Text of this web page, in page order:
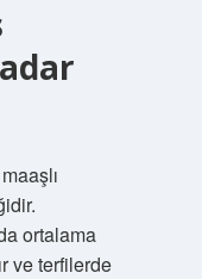
ortalama
ve terfilerde